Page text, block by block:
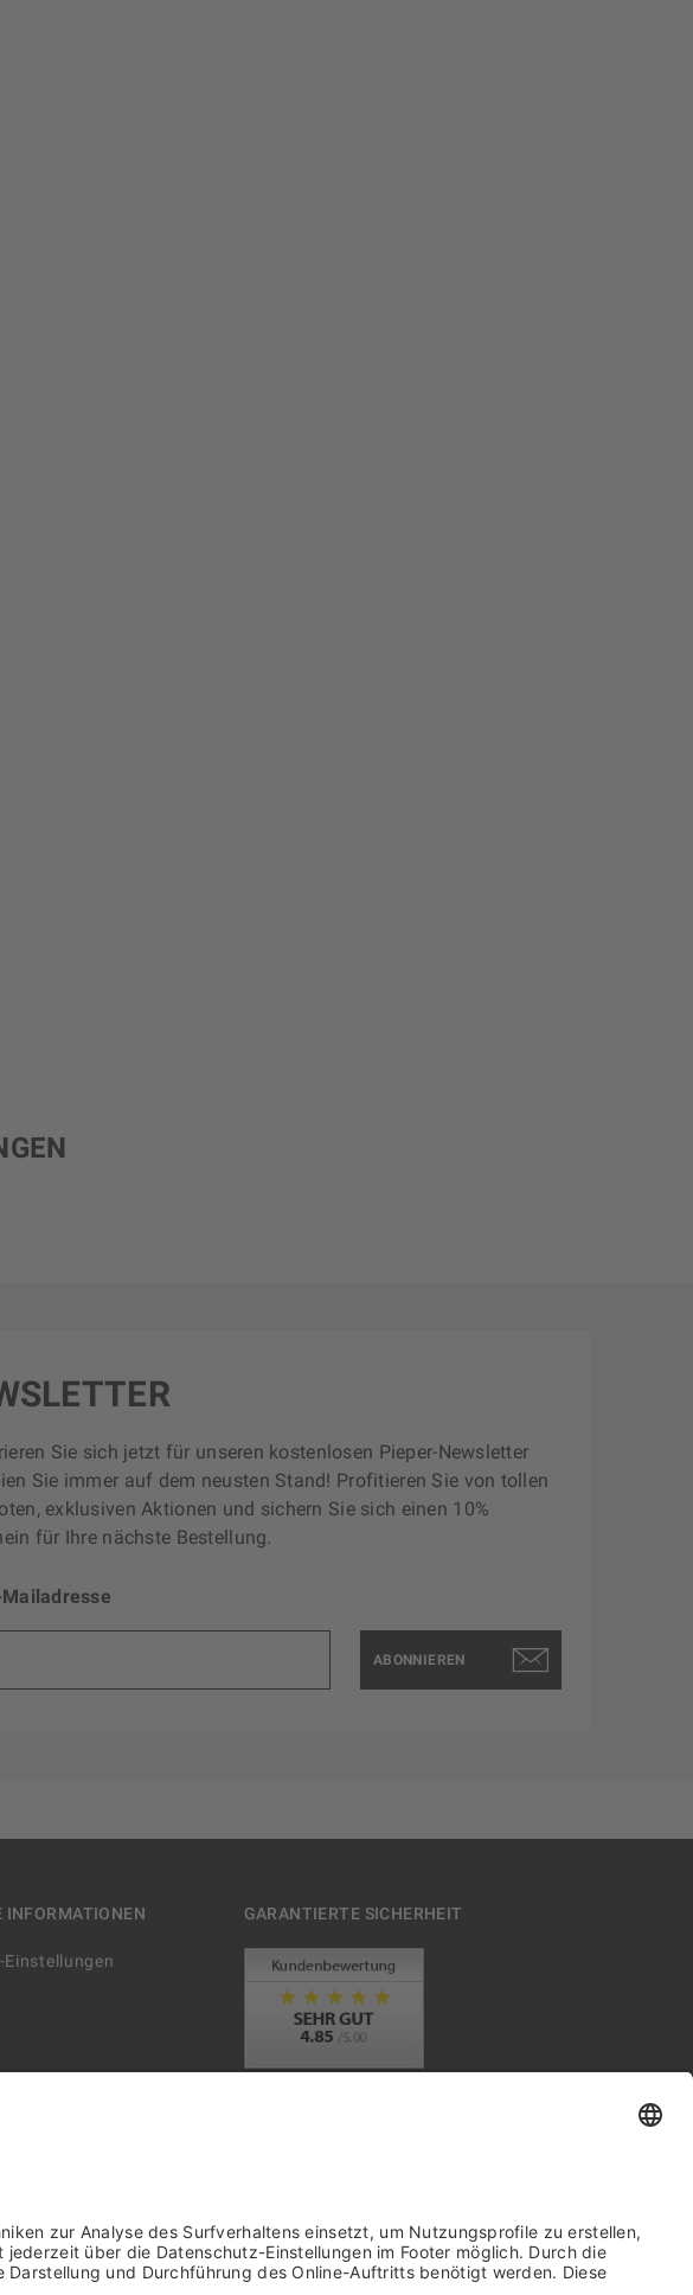
Sie sich jetzt für unseren kostenlosen Pieper-Newsletter
Sie immer auf dem neusten Stand! Profitieren Sie von tollen
exklusiven Aktionen und sichern Sie sich einen 10%
für Ihre nächste Bestellung.
ABONNIEREN
INFORMATIONEN
zur Barrierefreiheit
GARANTIERTE SICHERHEIT